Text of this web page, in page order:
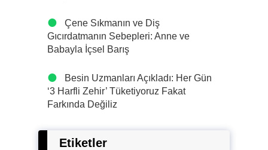
Çene Sıkmanın ve Diş
Gıcırdatmanın Sebepleri: Anne ve
Babayla İçsel Barış
Besin Uzmanları Açıkladı: Her Gün
‘3 Harfli Zehir’ Tüketiyoruz Fakat
Farkında Değiliz
Etiketler